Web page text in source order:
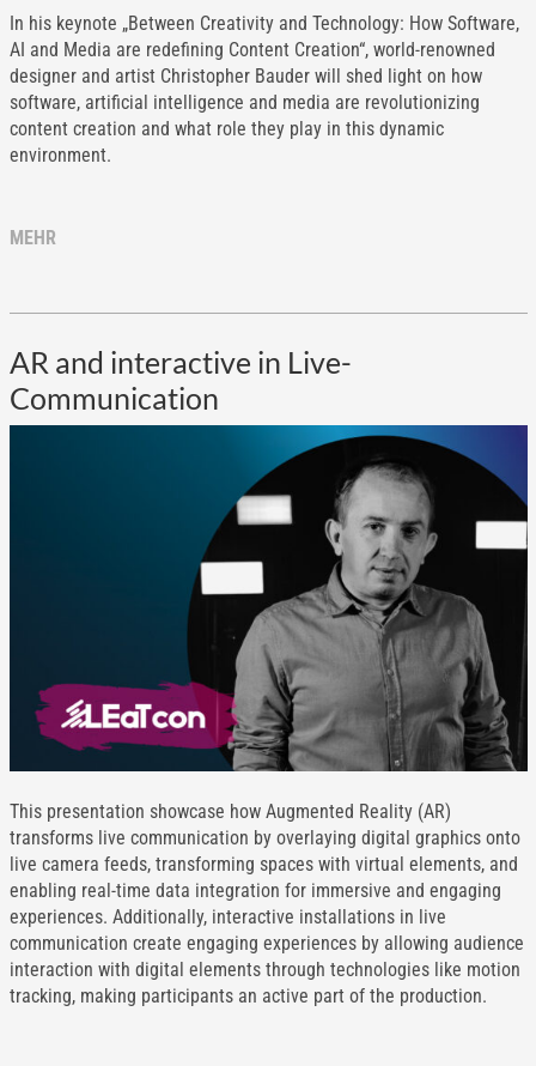
In his keynote „Between Creativity and Technology: How Software,
AI and Media are redefining Content Creation“, world-renowned
designer and artist Christopher Bauder will shed light on how
software, artificial intelligence and media are revolutionizing
content creation and what role they play in this dynamic
environment.
MEHR
AR and interactive in Live-
Communication
This presentation showcase how Augmented Reality (AR)
transforms live communication by overlaying digital graphics onto
live camera feeds, transforming spaces with virtual elements, and
enabling real-time data integration for immersive and engaging
experiences. Additionally, interactive installations in live
communication create engaging experiences by allowing audience
interaction with digital elements through technologies like motion
tracking, making participants an active part of the production.